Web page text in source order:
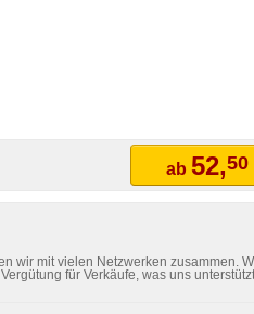
ab 52,50
wir mit vielen Netzwerken zusammen.
für Verkäufe, was uns